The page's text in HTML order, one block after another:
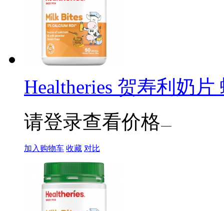
Healtheries 贺寿利奶
请登录查看价格
加入购物车 收藏 对比